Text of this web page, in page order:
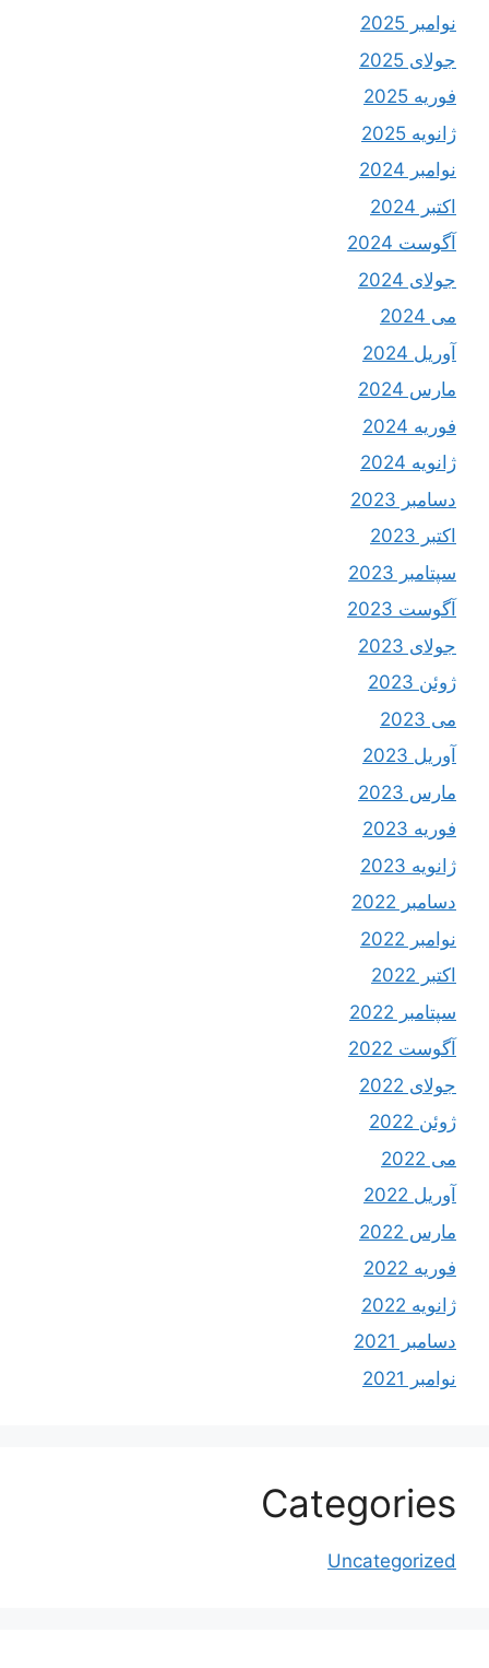
نوامبر 2025
جولای 2025
فوریه 2025
ژانویه 2025
نوامبر 2024
اکتبر 2024
آگوست 2024
جولای 2024
می 2024
آوریل 2024
مارس 2024
فوریه 2024
ژانویه 2024
دسامبر 2023
اکتبر 2023
سپتامبر 2023
آگوست 2023
جولای 2023
ژوئن 2023
می 2023
آوریل 2023
مارس 2023
فوریه 2023
ژانویه 2023
دسامبر 2022
نوامبر 2022
اکتبر 2022
سپتامبر 2022
آگوست 2022
جولای 2022
ژوئن 2022
می 2022
آوریل 2022
مارس 2022
فوریه 2022
ژانویه 2022
دسامبر 2021
نوامبر 2021
Categories
Uncategorized